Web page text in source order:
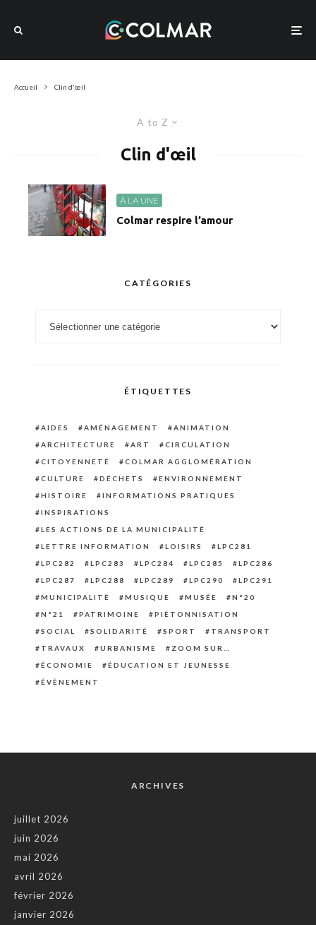
Accueil Clin d'œil
A to Z
Clin d'œil
À LA UNE
Colmar respire l’amour
CATÉGORIES
ÉTIQUETTES
AIDES AMÉNAGEMENT
ANIMATION
ARCHITECTURE
ART
CIRCULATION
CITOYENNETÉ
COLMAR AGGLOMÉRATION
CULTURE
DÉCHETS
ENVIRONNEMENT
HISTOIRE
INFORMATIONS PRATIQUES
INSPIRATIONS
LES ACTIONS DE LA MUNICIPALITÉ
LETTRE INFORMATION
LOISIRS
LPC281
LPC282
LPC283 LPC284 LPC285
LPC286
LPC287
LPC288 LPC289 LPC290
LPC291
MUNICIPALITÉ
MUSIQUE MUSÉE
N°20
N°21
PATRIMOINE
PIÉTONNISATION
SOCIAL
SOLIDARITÉ SPORT
TRANSPORT
TRAVAUX
URBANISME
ZOOM SUR…
ÉCONOMIE
ÉDUCATION ET JEUNESSE
ÉVÈNEMENT
ARCHIVES
juillet 2026
juin 2026
mai 2026
avril 2026
février 2026
janvier 2026